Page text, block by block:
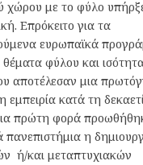
χώρου με το φύλο
Επρόκειτο για τα
ευρωπαϊκά
φύλου και
αποτέλεσαν μια
εμπειρία κατά τη
πρώτη φορά
πανεπιστήμια η
ή/και μεταπτυχιακών